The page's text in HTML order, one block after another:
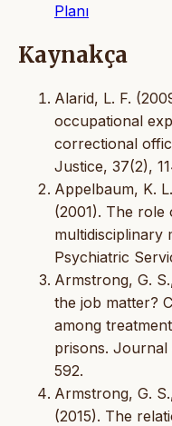
Planı
Kaynakça
Alarid, L. F.
occupational
correctional
Justice, 37(2),
Appelbaum, K.
(2001). The
multidisciplinary
Psychiatric
Armstrong, G.
the job matter?
among
prisons.
592.
Armstrong, G.
(2015). The